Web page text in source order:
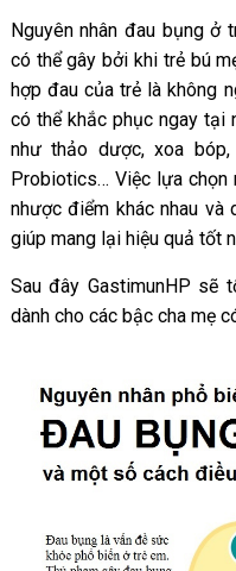
Nguyên nhân đau bụng ở
có thể gây bởi khi trẻ bú
hợp đau của trẻ là không
có thể khắc phục ngay tại
như thảo dược, xoa
Probiotics… Việc lựa chọn
nhược điểm khác nhau và
giúp mang lại hiệu quả tốt
Sau đây GastimunHP sẽ
dành cho các bậc cha mẹ